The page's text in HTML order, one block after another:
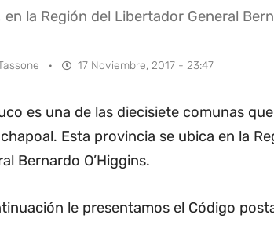
en la Región del Libertador General
· 17 Noviembre, 2017 - 23:47
es una de las diecisiete comunas
Esta provincia se ubica en la
Bernardo O’Higgins.
le presentamos el Código